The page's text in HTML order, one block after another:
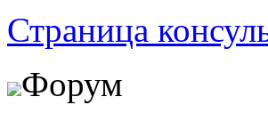
Страница
Форум